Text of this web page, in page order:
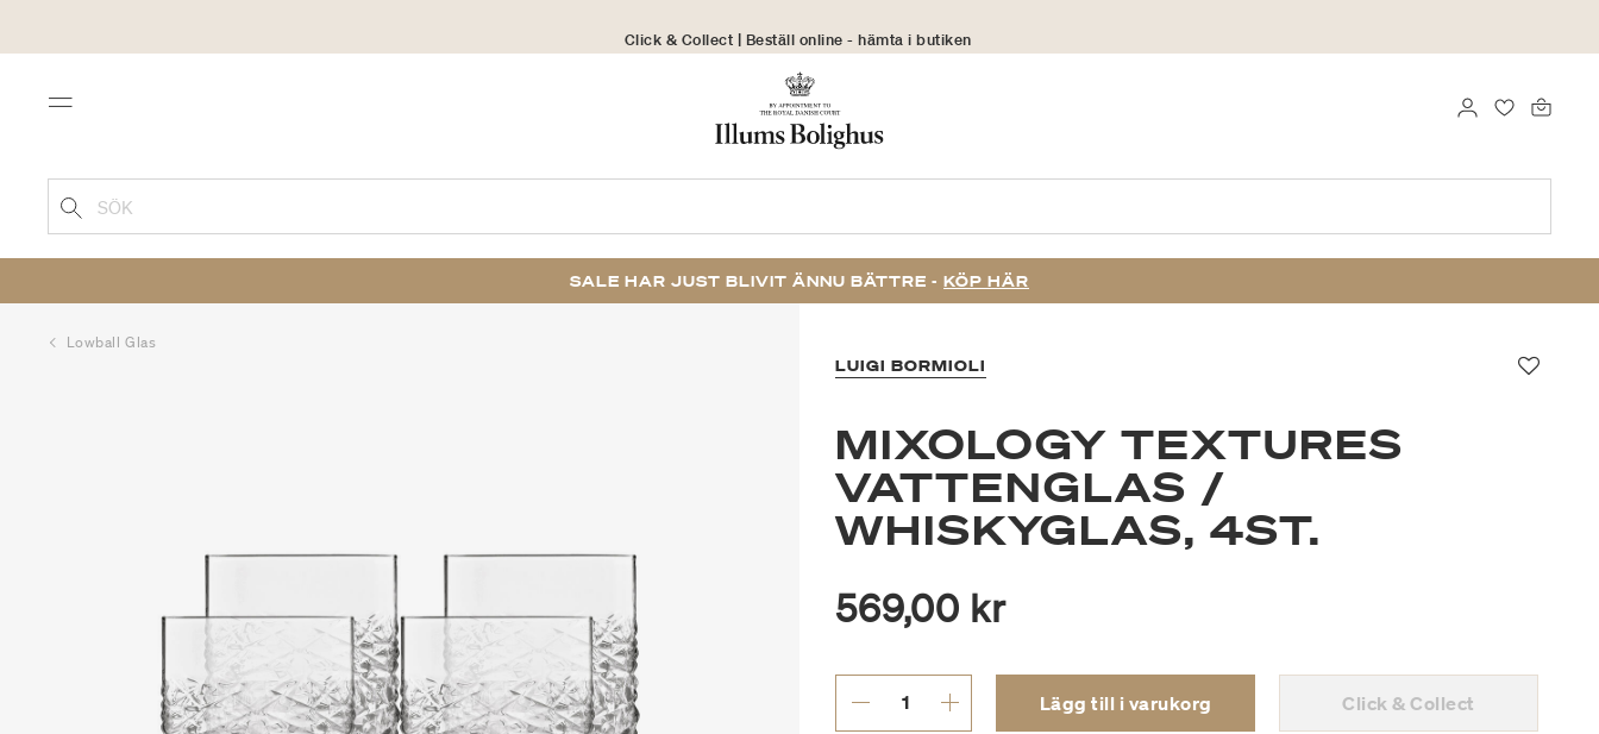
30 dagars returrätt
Menu FAVORITER
LOGGA IN
SÖK
SALE HAR JUST BLIVIT ÄNNU BÄTTRE - KÖP HÄR
Lowball Glas
LUIGI BORMIOLI
MIXOLOGY TEXTURES
VATTENGLAS /
WHISKYGLAS, 4ST.
569,00 kr
Lägg till i varukorg Click & Collect